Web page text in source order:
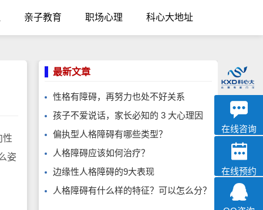
亲子教育 职场心理 科心大地址
性
姿
最新文章
性格有障碍，再努力也处不好关系
孩子不爱说话，家长必知的 3 大心理因
偏执型人格障碍有哪些类型？
人格障碍应该如何治疗？
边缘性人格障碍的9大表现
人格障碍有什么样的特征？可以怎么分？
优眠
心理咨询
在线咨询
在线预约